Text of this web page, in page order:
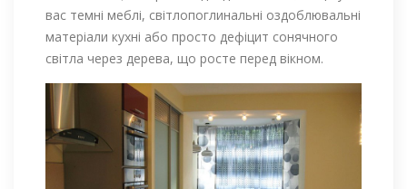
вас темні меблі, світлопоглинальні оздоблювальні
матеріали кухні або просто дефіцит сонячного
світла через дерева, що росте перед вікном.